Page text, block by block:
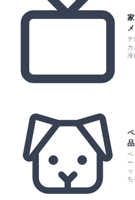
テ
カ
冷
品
ペ
ー
ち